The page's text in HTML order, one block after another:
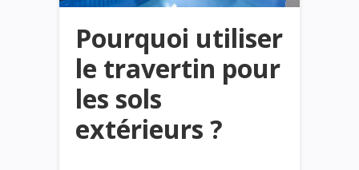
Pourquoi utiliser
le travertin pour
les sols
extérieurs ?